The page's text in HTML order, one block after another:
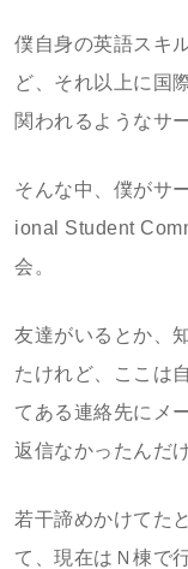
僕自身の英語スキ
ど、それ以上に国
関われるようなサ
そんな中、僕がサ
ional Student
会。
友達がいるとか、
たけれど、ここは
てある連絡先にメ
返信なかったんだ
若干諦めかけてた
て、現在はＮ棟で